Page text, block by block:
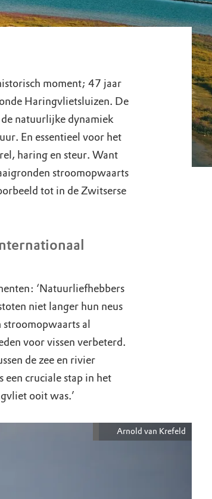
moment; 47 jaar
Haringvlietsluizen. De
natuurlijke dynamiek
En essentieel voor het
haring en steur. Want
stroomopwaarts
tot in de Zwitserse
‘Natuurliefhebbers
niet langer hun neus
al
voor vissen verbeterd.
de zee en rivier
cruciale stap in het
ooit was.’
Arnold van Krefeld